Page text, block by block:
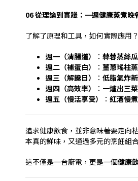
06從理論到實踐：一週健康蒸煮晚
了解了原理和工具，如何實際應用
週一（清腸道） ： 蒜蓉蒸絲瓜
週二（補蛋白）
： 薑蔥瑤柱
週三（解饞日）
： 低脂氣炸
週四（高效率）
： 一爐出三菜
週五（慢活享受）
： 紅酒慢
追求健康飲食，並非意味著要走向
本真的鮮味，又通過多元的烹飪組
這不僅是一台廚電，更是一個健康